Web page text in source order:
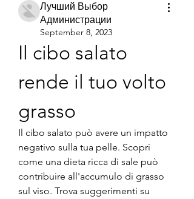
Лучший Выбор
Администрации
September 8, 2023
Il cibo salato
rende il tuo volto
grasso
Il cibo salato può avere un impatto
negativo sulla tua pelle. Scopri
come una dieta ricca di sale può
contribuire all'accumulo di grasso
sul viso. Trova suggerimenti su